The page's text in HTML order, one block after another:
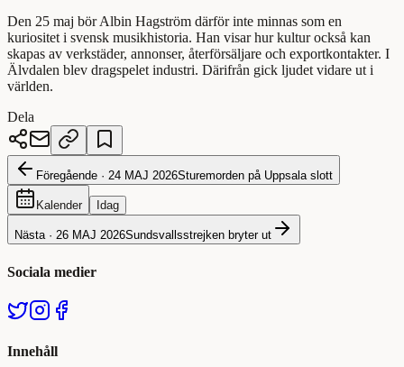
Den 25 maj bör Albin Hagström därför inte minnas som en
kuriositet i svensk musikhistoria. Han visar hur kultur också kan
skapas av verkstäder, annonser, återförsäljare och exportkontakter. I
Älvdalen blev dragspelet industri. Därifrån gick ljudet vidare ut i
världen.
Dela
Föregående · 24 MAJ 2026Sturemorden på Uppsala slott
Kalender Idag
Nästa · 26 MAJ 2026Sundsvallsstrejken bryter ut
Sociala medier
Innehåll